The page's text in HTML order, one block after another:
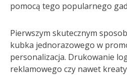
pomocą tego popularnego
Pierwszym skutecznym
kubka jednorazowego w
personalizacja. Drukowanie
reklamowego czy nawet